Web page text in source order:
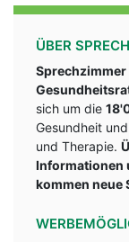
ÜBER
sich um die
Gesundheit
und Therapie.
Informationen
kommen neue